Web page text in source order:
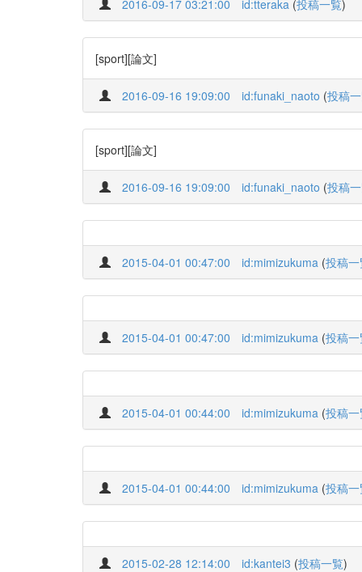
2016-09-17 03:21:00 id:tteraka (投稿一覧)
[sport][論文]
2016-09-16 19:09:00 id:funaki_naoto (投稿
[sport][論文]
2016-09-16 19:09:00 id:funaki_naoto (投稿
2015-04-01 00:47:00 id:mimizukuma (投稿
2015-04-01 00:47:00 id:mimizukuma (投稿
2015-04-01 00:44:00 id:mimizukuma (投稿
2015-04-01 00:44:00 id:mimizukuma (投稿
2015-02-28 12:14:00 id:kantei3 (投稿一覧)